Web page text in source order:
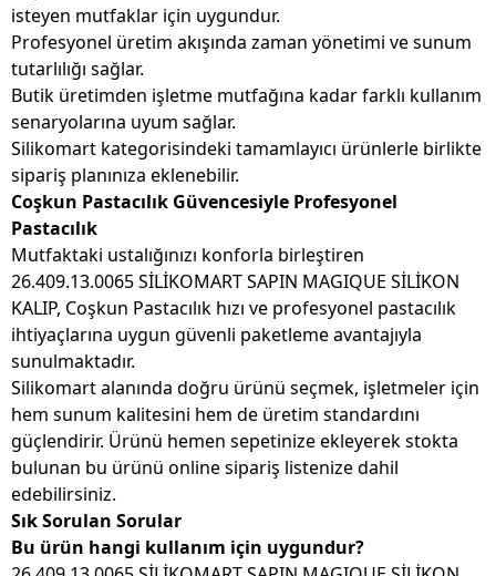
isteyen mutfaklar için uygundur.
Profesyonel üretim akışında zaman yönetimi ve sunum
tutarlılığı sağlar.
Butik üretimden işletme mutfağına kadar farklı kullanım
senaryolarına uyum sağlar.
Silikomart kategorisindeki tamamlayıcı ürünlerle birlikte
sipariş planınıza eklenebilir.
Coşkun Pastacılık Güvencesiyle Profesyonel
Pastacılık
Mutfaktaki ustalığınızı konforla birleştiren
26.409.13.0065 SİLİKOMART SAPIN MAGIQUE SİLİKON
KALIP, Coşkun Pastacılık hızı ve profesyonel pastacılık
ihtiyaçlarına uygun güvenli paketleme avantajıyla
sunulmaktadır.
Silikomart alanında doğru ürünü seçmek, işletmeler için
hem sunum kalitesini hem de üretim standardını
güçlendirir. Ürünü hemen sepetinize ekleyerek stokta
bulunan bu ürünü online sipariş listenize dahil
edebilirsiniz.
Sık Sorulan Sorular
Bu ürün hangi kullanım için uygundur?